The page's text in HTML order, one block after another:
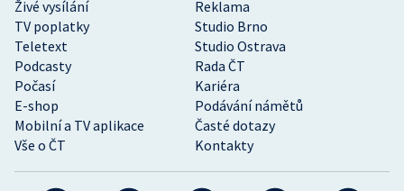
Živé vysílání
Reklama
TV poplatky
Studio Brno
Teletext
Studio Ostrava
Podcasty
Rada ČT
Počasí
Kariéra
E-shop
Podávání námětů
Mobilní a TV aplikace
Časté dotazy
Vše o ČT
Kontakty